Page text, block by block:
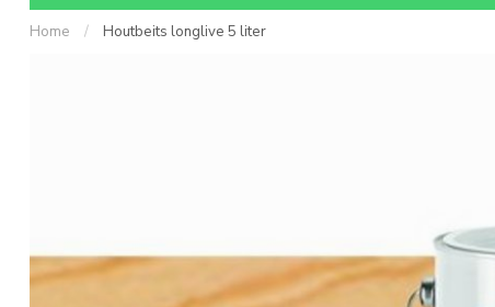
Home / Houtbeits longlive 5 liter